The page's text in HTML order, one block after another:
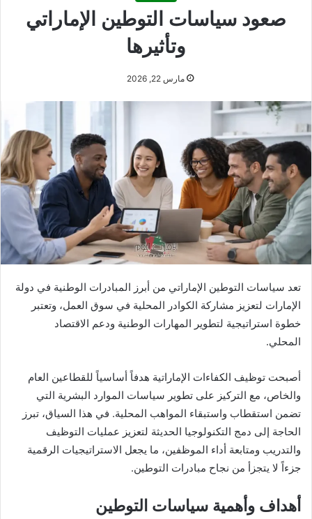
صعود سياسات التوطين الإماراتي
وتأثيرها
مارس 22, 2026
تعد سياسات التوطين الإماراتي من أبرز المبادرات الوطنية في دولة
الإمارات لتعزيز مشاركة الكوادر المحلية في سوق العمل، وتعتبر
خطوة استراتيجية لتطوير المهارات الوطنية ودعم الاقتصاد
المحلي.
أصبحت توظيف الكفاءات الإماراتية هدفاً أساسياً للقطاعين العام
والخاص، مع التركيز على تطوير سياسات الموارد البشرية التي
تضمن استقطاب واستبقاء المواهب المحلية. في هذا السياق، تبرز
الحاجة إلى دمج التكنولوجيا الحديثة لتعزيز عمليات التوظيف
والتدريب ومتابعة أداء الموظفين، ما يجعل الاستراتيجيات الرقمية
جزءاً لا يتجزأ من نجاح مبادرات التوطين.
أهداف وأهمية سياسات التوطين